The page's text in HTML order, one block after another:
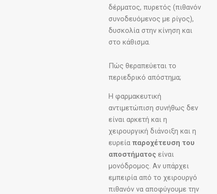
δέρματος, πυρετός (πιθανόν
συνοδευόμενος με ρίγος),
δυσκολία στην κίνηση και
στο κάθισμα.
Πώς θεραπεύεται το
περιεδρικό απόστημα;
Η φαρμακευτική
αντιμετώπιση συνήθως δεν
είναι αρκετή και η
χειρουργική διάνοιξη και η
ευρεία παροχέτευση του
αποστήματος είναι
μονόδρομος. Αν υπάρχει
εμπειρία από το χειρουργό
πιθανόν να αποφύγουμε την